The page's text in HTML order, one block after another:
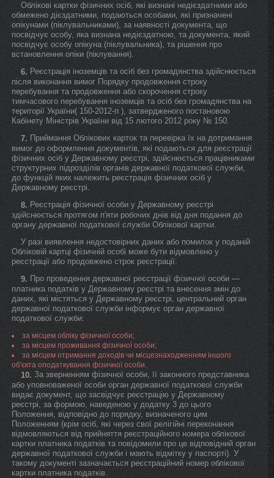
Облікові картки фізичних осіб, які визнані недієздатними або
обмежено дієздатними, подаються особами, які призначені
опікунами (піклувальниками), за наявності документа, що
посвідчує особу, яка визнана недієздатною, та документа, який
посвідчує особу опікуна (піклувальника), та рішення про
встановлення опіки (піклування).
6. Реєстрація іноземців та осіб без громадянства здійснюється
після виконання вимог Порядку продовження строку
перебування та продовження або скорочення строку
тимчасового перебування іноземців та осіб без громадянства на
території України( 150-2012-п ), затвердженого постановою
Кабінету Міністрів України від 15 лютого 2012 року № 150.
7. Приймання Облікових карток та перевірка їх на дотримання
вимог до оформлення документів, які подаються для реєстрації
фізичних осіб у Державному реєстрі, здійснюється працівниками
структурних підрозділів органів державної податкової служби,
до функцій яких належить реєстрація фізичних осіб у
Державному реєстрі.
8. Реєстрація фізичної особи у Державному реєстрі
здійснюється протягом п'яти робочих днів від дня подання до
органу державної податкової служби Облікової картки.
У разі виявлення недостовірних даних або помилок у поданій
Обліковій картці фізичній особі може бути відмовлено у
реєстрації або продовжено строк реєстрації.
9. Про проведення державної реєстрації фізичної особи —
платника податків у Державному реєстрі та внесення змін до
даних, які містяться у Державному реєстрі, центральний орган
державної податкової служби інформує орган державної
податкової служби:
за місцем обліку фізичної особи;
за місцем проживання фізичної особи;
за місцем отримання доходів чи місцезнаходженням іншого
об'єкта оподаткування фізичної особи.
10. За зверненням фізичної особи, її законного представника
або уповноваженої особи орган державної податкової служби
видає документ, що засвідчує реєстрацію у Державному
реєстрі, за формою, наведеною у додатку 3 до цього
Положення, відповідно до порядку, визначеного цим
Положенням (крім осіб, які через свої релігійні переконання
відмовляються від прийняття реєстраційного номера облікової
картки платника податків та повідомили про це відповідний орган
державної податкової служби і мають відмітку у паспорті). У
такому документі зазначається реєстраційний номер облікової
картки платника податків.